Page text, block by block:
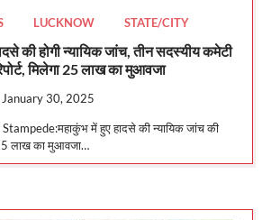
LUCKNOW STATE/CITY
की होगी न्यायिक जांच, तीन सदस्यीय कमेटी
मिलेगा 25 लाख का मुआवजा
January 30, 2025
में हुए हादसे की न्यायिक जांच की
25 लाख का मुआवजा…